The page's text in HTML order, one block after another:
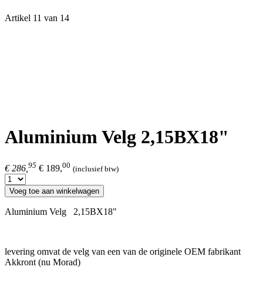
Artikel 11 van 14
Aluminium Velg 2,15BX18"
€ 286, 95 € 189,00 (inclusief btw)
Voeg toe aan winkelwagen
Aluminium Velg 2,15BX18"
levering omvat de velg van een van de originele OEM fabrikant
Akkront (nu Morad)